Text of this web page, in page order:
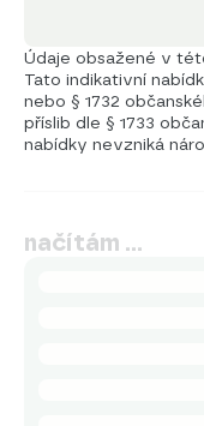
Údaje obsažené v
Tato indikativní
nebo § 1732
příslib dle § 1733
nabídky nevzniká
načítám …